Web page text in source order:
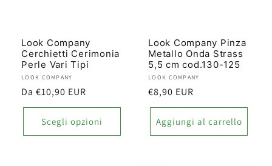
Look Company
Cerchietti Cerimonia
Perle Vari Tipi
Produttore:
LOOK COMPANY
Prezzo
di
listino
Da €10,90 EUR
Scegli opzioni
Look Company Pinza
Metallo Onda Strass
5,5 cm cod.130-125
Produttore:
LOOK COMPANY
Prezzo
di
listino
€8,90 EUR
Aggiungi al carrello